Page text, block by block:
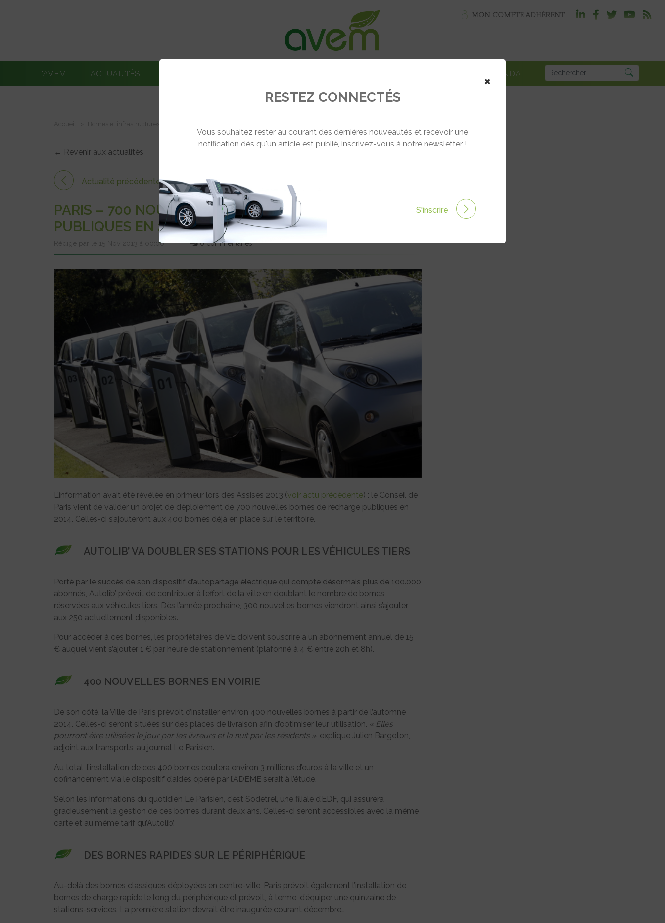
MON COMPTE ADHÉRENT
L’AVEM ACTUALITÉS AGENDA
← Revenir aux actualités
Actualité précédente
PARIS – 700 NOUVELLES BORNES DE CHARGE
PUBLIQUES EN 2014
Rédigé par le 15 Nov 2013 à 00:00 0 commentaires
L’information avait été révélée en primeur lors des Assises 2013 (voir actu précédente) : le Conseil de
Paris vient de valider un projet de déploiement de 700 nouvelles bornes de recharge publiques en
2014. Celles-ci s’ajouteront aux 400 bornes déjà en place sur le territoire.
AUTOLIB’ VA DOUBLER SES STATIONS POUR LES VÉHICULES TIERS
Porté par le succès de son dispositif d’autopartage électrique qui compte désormais plus de 100.000
abonnés, Autolib’ prévoit de contribuer à l’effort de la ville en doublant le nombre de bornes
réservées aux véhicules tiers. Dès l’année prochaine, 300 nouvelles bornes viendront ainsi s’ajouter
aux 250 actuellement disponibles.
Pour accéder à ces bornes, les propriétaires de VE doivent souscrire à un abonnement annuel de 15
€ auquel vient s’ajouter 1 € par heure de stationnement (plafonné à 4 € entre 20h et 8h).
400 NOUVELLES BORNES EN VOIRIE
De son côté, la Ville de Paris prévoit d’installer environ 400 nouvelles bornes à partir de l’automne
2014. Celles-ci seront situées sur des places de livraison afin d’optimiser leur utilisation. « Elles
pourront être utilisées le jour par les livreurs et la nuit par les résidents », explique Julien Bargeton,
adjoint aux transports, au journal Le Parisien.
Au total, l’installation de ces 400 bornes coutera environ 3 millions d’euros à la ville et un
cofinancement via le dispositif d’aides opéré par l’ADEME serait à l’étude.
Selon les informations du quotidien Le Parisien, c’est Sodetrel, une filiale d’EDF, qui assurera
gracieusement la gestion de ces bornes durant deux ans. Celles-ci seront accessibles avec la même
carte et au même tarif qu’Autolib’.
DES BORNES RAPIDES SUR LE PÉRIPHÉRIQUE
Au-delà des bornes classiques déployées en centre-ville, Paris prévoit également l’installation de
bornes de charge rapide le long du périphérique et prévoit, à terme, d’équiper une quinzaine de
stations-services. La première station devrait être inaugurée courant décembre…
×
RESTEZ CONNECTÉS
Vous souhaitez rester au courant des dernières nouveautés et recevoir une
notification dès qu'un article est publié, inscrivez-vous à notre newsletter !
S'inscrire